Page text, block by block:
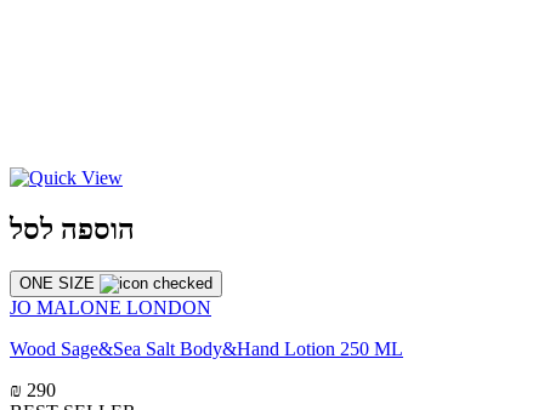
הוספה לסל
ONE SIZE
JO MALONE LONDON
Wood Sage&Sea Salt Body&Hand Lotion 250 ML
₪ 290